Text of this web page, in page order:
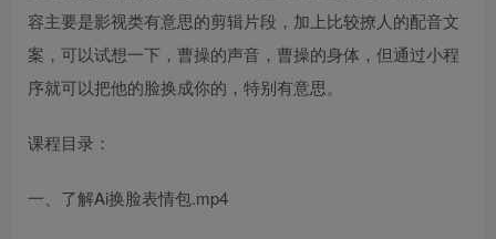
容主要是影视类有意思的剪辑片段，加上比较撩人的配音文
案，可以试想一下，曹操的声音，曹操的身体，但通过小程
序就可以把他的脸换成你的，特别有意思。
课程目录：
一、了解Ai换脸表情包.mp4